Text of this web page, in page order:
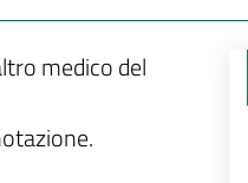
medico del